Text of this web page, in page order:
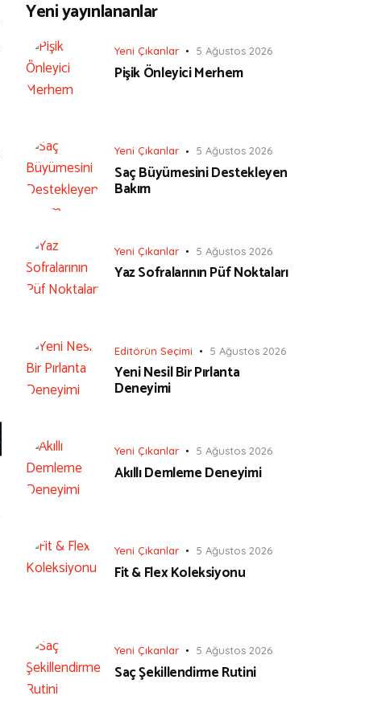
Yeni yayınlananlar
Yeni Çıkanlar 5 Ağustos 2026
Pişik Önleyici Merhem
Yeni Çıkanlar 5 Ağustos 2026
Saç Büyümesini Destekleyen
Bakım
Yeni Çıkanlar 5 Ağustos 2026
Yaz Sofralarının Püf Noktaları
Editörün Seçimi 5 Ağustos 2026
Yeni Nesil Bir Pırlanta
Deneyimi
Yeni Çıkanlar 5 Ağustos 2026
Akıllı Demleme Deneyimi
Yeni Çıkanlar 5 Ağustos 2026
Fit & Flex Koleksiyonu
Yeni Çıkanlar 5 Ağustos 2026
Saç Şekillendirme Rutini